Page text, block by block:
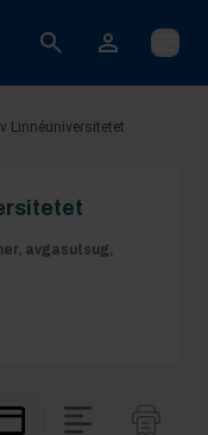
Öppna
Linnéuniversitetet
avgasutsug,